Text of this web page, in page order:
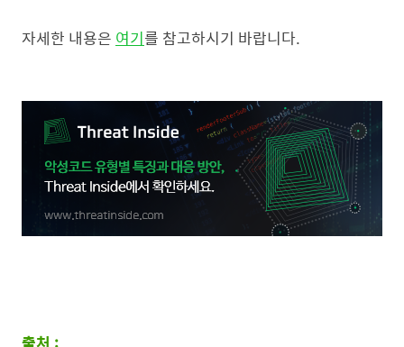
자세한 내용은 여기를 참고하시기 바랍니다.